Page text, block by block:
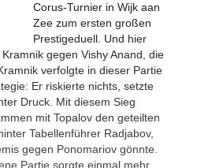
Corus-Turnier in Wijk aan
Zee zum ersten großen
Prestigeduell. Und hier
gegen Vishy Anand, die
verfolgte in dieser Partie
Er riskierte nichts, setzte
Druck. Mit diesem Sieg
mit Topalov den geteilten
Tabellenführer Radjabov,
gegen Ponomariov gönnte.
Partie sorgte einmal mehr